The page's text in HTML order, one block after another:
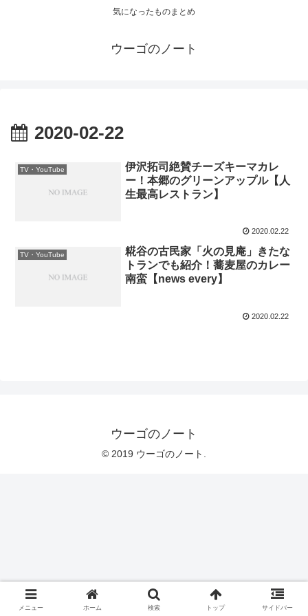
気になったものまとめ
ウーゴのノート
2020-02-22
TV・YouTube
伊沢拓司絶賛チーズキーマカレ
ー！本郷のグリーンアップル【人
生最高レストラン】
2020.02.22
TV・YouTube
糀谷の古民家「火の見庵」きたな
トランでも紹介！蕎麦屋のカレー
南蛮【news every】
2020.02.22
ウーゴのノート
© 2019 ウーゴのノート.
メニュー ホーム 検索 トップ サイドバー